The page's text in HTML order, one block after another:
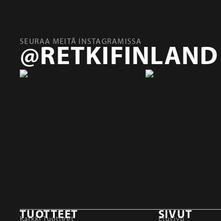
SEURAA MEITÄ INSTAGRAMISSA
@RETKIFINLAND
TUOTTEET
Kaikki Tuotteet
SIVUT
Etusivu